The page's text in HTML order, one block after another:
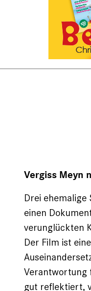
Vergiss Meyn
Drei
einen
verunglückten
Der Film ist
Verantwortung
gut reflektiert,